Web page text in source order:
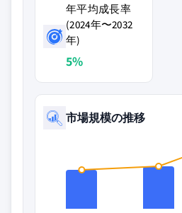
年平均成長率
(2024年〜2032
年)
5%
市場規模の推移